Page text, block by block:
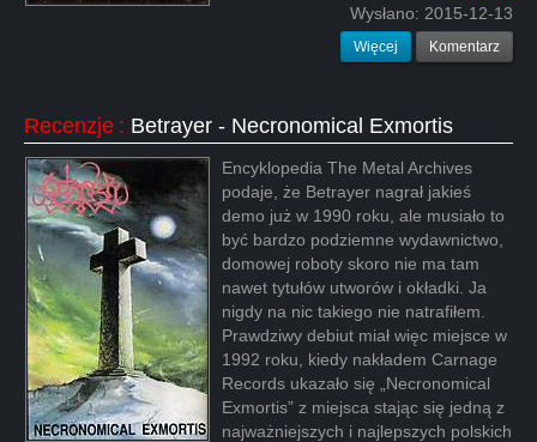
Wysłano: 2015-12-13
Więcej Komentarz
Recenzje : Betrayer - Necronomical Exmortis
Encyklopedia The Metal Archives
podaje, że Betrayer nagrał jakieś
demo już w 1990 roku, ale musiało to
być bardzo podziemne wydawnictwo,
domowej roboty skoro nie ma tam
nawet tytułów utworów i okładki. Ja
nigdy na nic takiego nie natrafiłem.
Prawdziwy debiut miał więc miejsce w
1992 roku, kiedy nakładem Carnage
Records ukazało się „Necronomical
Exmortis” z miejsca stając się jedną z
najważniejszych i najlepszych polskich